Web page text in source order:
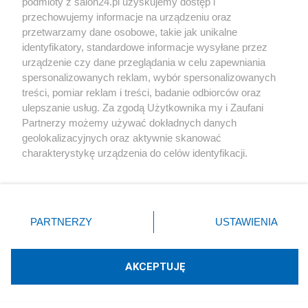
O mnie
Janusz Arkadiusz
Nowości od blogera
Udostępnij Udostępnij
Groźna sztuczna inteligencja. Meta alarmuje o
włamaniu do systemu
przechowujemy informacje na urządzeniu oraz
przetwarzamy dane osobowe, takie jak unikalne
identyfikatory, standardowe informacje wysyłane przez
urządzenie czy dane przeglądania w celu zapewniania
spersonalizowanych reklam, wybór spersonalizowanych
treści, pomiar reklam i treści, badanie odbiorców oraz
ulepszanie usług. Za zgodą Użytkownika my i Zaufani
Partnerzy możemy używać dokładnych danych
geolokalizacyjnych oraz aktywnie skanować
charakterystykę urządzenia do celów identyfikacji.
zmienić/wycofać klikając przycisk ustawień prywatności
znajdujący się w lewym dolnym rogu strony
rodzaje przetwarzania danych nie wymagają zgody
użytkownika, ale masz prawo sprzeciwić się takiemu
PARTNERZY USTAWIENIA
AKCEPTUJĘ